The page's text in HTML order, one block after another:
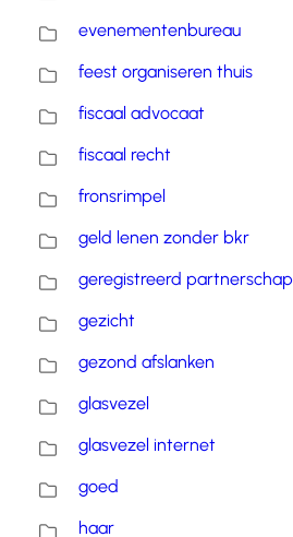
evenementenbureau
feest organiseren thuis
fiscaal advocaat
fiscaal recht
fronsrimpel
geld lenen zonder bkr
geregistreerd partnerschap
gezicht
gezond afslanken
glasvezel
glasvezel internet
goed
haar